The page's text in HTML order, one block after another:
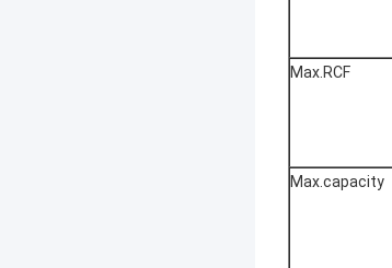
Max.RCF
Max.capacity